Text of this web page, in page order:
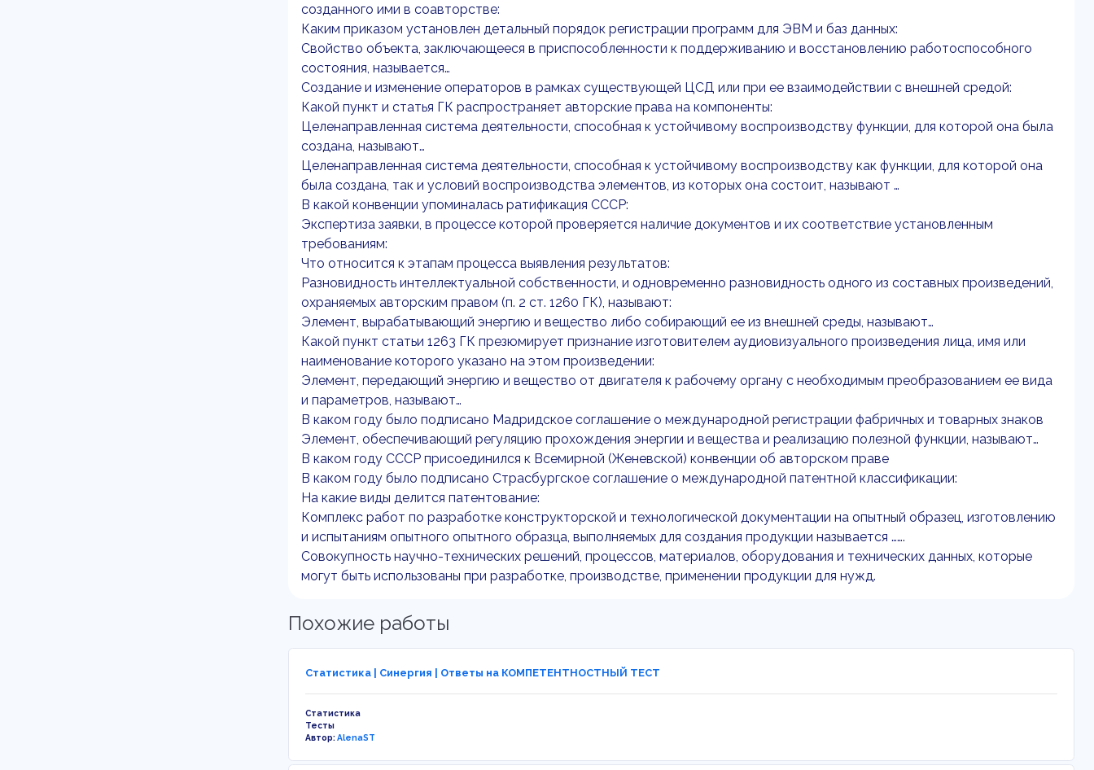
созданного ими в соавторстве:
Каким приказом установлен детальный порядок регистрации программ для ЭВМ и баз данных:
Свойство объекта, заключающееся в приспособленности к поддерживанию и восстановлению работоспособного
состояния, называется…
Создание и изменение операторов в рамках существующей ЦСД или при ее взаимодействии с внешней средой:
Какой пункт и статья ГК распространяет авторские права на компоненты:
Целенаправленная система деятельности, способная к устойчивому воспроизводству функции, для которой она была
создана, называют…
Целенаправленная система деятельности, способная к устойчивому воспроизводству как функции, для которой она
была создана, так и условий воспроизводства элементов, из которых она состоит, называют …
В какой конвенции упоминалась ратификация СССР:
Экспертиза заявки, в процессе которой проверяется наличие документов и их соответствие установленным
требованиям:
Что относится к этапам процесса выявления результатов:
Разновидность интеллектуальной собственности, и одновременно разновидность одного из составных произведений,
охраняемых авторским правом (п. 2 ст. 1260 ГК), называют:
Элемент, вырабатывающий энергию и вещество либо собирающий ее из внешней среды, называют…
Какой пункт статьи 1263 ГК презюмирует признание изготовителем аудиовизуального произведения лица, имя или
наименование которого указано на этом произведении:
Элемент, передающий энергию и вещество от двигателя к рабочему органу с необходимым преобразованием ее вида
и параметров, называют…
В каком году было подписано Мадридское соглашение о международной регистрации фабричных и товарных знаков
Элемент, обеспечивающий регуляцию прохождения энергии и вещества и реализацию полезной функции, называют…
В каком году СССР присоединился к Всемирной (Женевской) конвенции об авторском праве
В каком году было подписано Страсбургское соглашение о международной патентной классификации:
На какие виды делится патентование:
Комплекс работ по разработке конструкторской и технологической документации на опытный образец, изготовлению
и испытаниям опытного опытного образца, выполняемых для создания продукции называется …….
Совокупность научно-технических решений, процессов, материалов, оборудования и технических данных, которые
могут быть использованы при разработке, производстве, применении продукции для нужд.
Похожие работы
Статистика | Синергия | Ответы на КОМПЕТЕНТНОСТНЫЙ ТЕСТ
Статистика
Тесты
Автор:AlenaST